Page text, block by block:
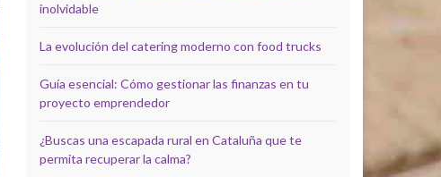
inolvidable
La evolución del catering moderno con food trucks
Guía esencial: Cómo gestionar las finanzas en tu
proyecto emprendedor
¿Buscas una escapada rural en Cataluña que te
permita recuperar la calma?